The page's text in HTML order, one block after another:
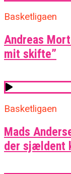
Basketligaen
Andreas
mit skifte”
Basketligaen
Mads
der sjældent